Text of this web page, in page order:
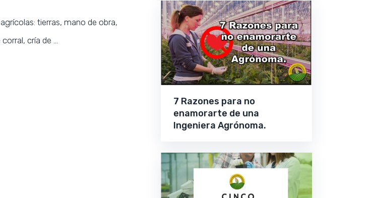
tierras, mano de obra,
cría de …
7 Razones para no
enamorarte de una
Ingeniera Agrónoma.